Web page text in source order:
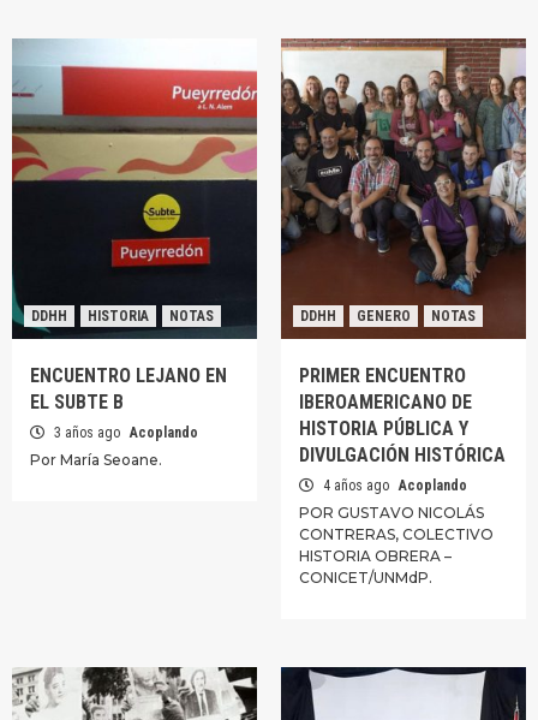
DDHH HISTORIA NOTAS
ENCUENTRO LEJANO EN
EL SUBTE B
3 años ago Acoplando
Por María Seoane.
DDHH GENERO NOTAS
PRIMER ENCUENTRO
IBEROAMERICANO DE
HISTORIA PÚBLICA Y
DIVULGACIÓN HISTÓRICA
4 años ago Acoplando
POR GUSTAVO NICOLÁS
CONTRERAS, COLECTIVO
HISTORIA OBRERA –
CONICET/UNMdP.